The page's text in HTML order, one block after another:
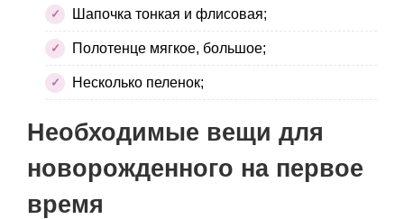
Шапочка тонкая и флисовая;
Полотенце мягкое, большое;
Несколько пеленок;
Необходимые вещи для
новорожденного на первое
время